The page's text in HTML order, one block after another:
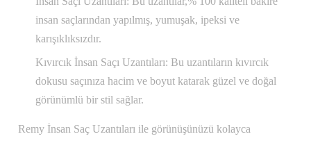
insan saçlarından yapılmış, yumuşak, ipeksi ve
karışıklıksızdır.
Kıvırcık İnsan Saçı Uzantıları: Bu uzantıların kıvırcık
dokusu saçınıza hacim ve boyut katarak güzel ve doğal
görünümlü bir stil sağlar.
Remy İnsan Saç Uzantıları ile görünüşünüzü kolayca